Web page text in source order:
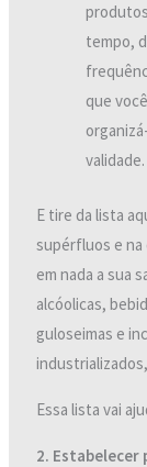
tempo,
que
validade.
E tire da lista
supérfluos e na
em nada a sua
alcóolicas,
guloseimas e
Essa lista vai
2. Estabelecer